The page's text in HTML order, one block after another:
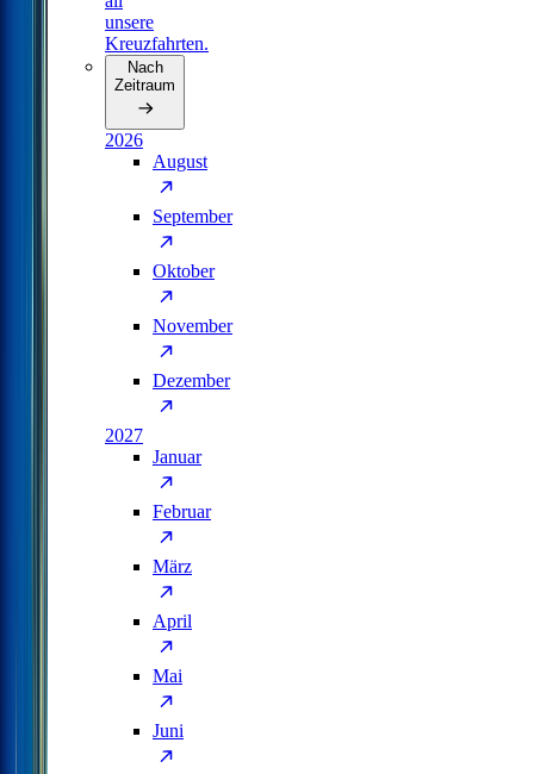
unsere
Kreuzfahrten.
Nach
Zeitraum
2026
August
September
Oktober
November
Dezember
2027
Januar
Februar
März
April
Mai
Juni